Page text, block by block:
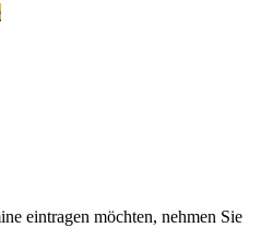
eintragen möchten, nehmen Sie